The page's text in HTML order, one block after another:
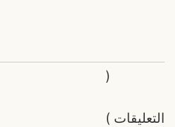
التعليقات
(
)